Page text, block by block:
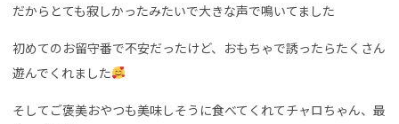
だからとても寂しかったみたいで大きな声で鳴いてました
初めてのお留守番で不安だったけど、おもちゃで誘ったらたくさん
遊んでくれました
そしてご褒美おやつも美味しそうに食べてくれてチャロちゃん、最